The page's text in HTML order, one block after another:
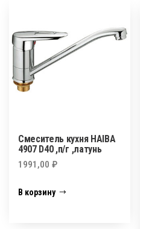
Смеситель кухня HAIBA
4907 D40 ,п/г ,латунь
1991,00 ₽
В корзину